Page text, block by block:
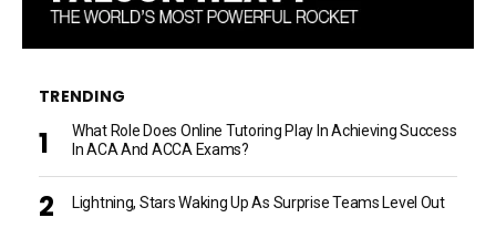
TRENDING
What Role Does Online Tutoring Play In Achieving Success
In ACA And ACCA Exams?
Lightning, Stars Waking Up As Surprise Teams Level Out